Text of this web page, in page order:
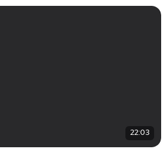
22:03